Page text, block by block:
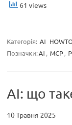
61 views
Категорія: AI
Позначки:AI , MCP,
AI: що
10 Травня 2025